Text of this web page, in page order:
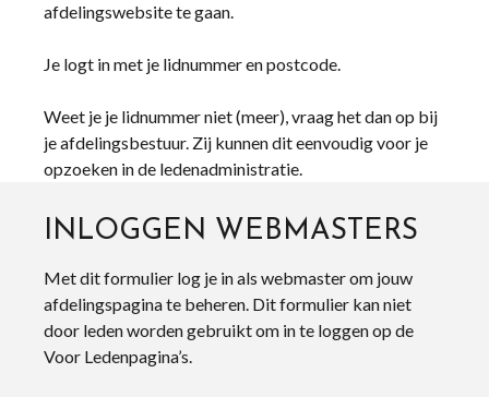
afdelingswebsite te gaan.
Je logt in met je lidnummer en postcode.
Weet je je lidnummer niet (meer), vraag het dan op bij
je afdelingsbestuur. Zij kunnen dit eenvoudig voor je
opzoeken in de ledenadministratie.
INLOGGEN WEBMASTERS
Met dit formulier log je in als webmaster om jouw
afdelingspagina te beheren. Dit formulier kan niet
door leden worden gebruikt om in te loggen op de
Voor Ledenpagina’s.